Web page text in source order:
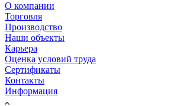
О компании
Торговля
Производство
Наши объекты
Карьера
Оценка условий труда
Сертификаты
Контакты
Информация